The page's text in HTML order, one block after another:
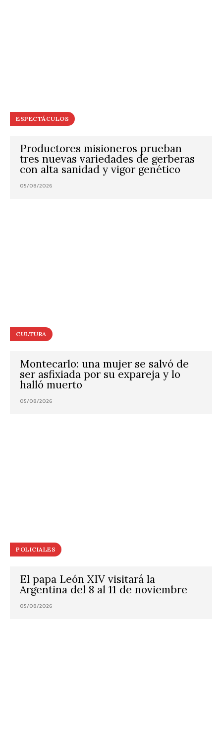
ESPECTÁCULOS
Productores misioneros prueban
tres nuevas variedades de gerberas
con alta sanidad y vigor genético
05/08/2026
CULTURA
Montecarlo: una mujer se salvó de
ser asfixiada por su expareja y lo
halló muerto
05/08/2026
POLICIALES
El papa León XIV visitará la
Argentina del 8 al 11 de noviembre
05/08/2026